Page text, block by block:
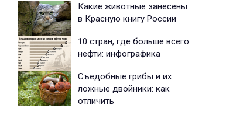
Какие животные занесены
в Красную книгу России
10 стран, где больше всего
нефти: инфографика
Съедобные грибы и их
ложные двойники: как
отличить